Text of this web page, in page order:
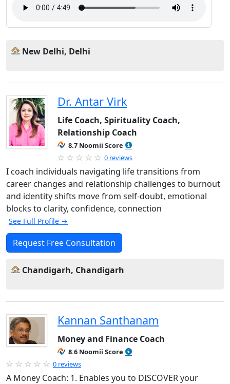
New Delhi, Delhi
Dr. Antar Virk
Life Coach, Spirituality Coach,
Relationship Coach
8.7 Noomii Score
0 reviews
I coach individuals navigating life transitions from
career changes and relationship challenges to burnout
and identity shifts move from self-doubt, emotional
blocks to clarity, confidence, connection
See Full Profile →
Request Free Consultation
Chandigarh, Chandigarh
Kannan Santhanam
Money and Finance Coach
8.6 Noomii Score
0 reviews
A Money Coach: 1. Enables you to DISCOVER your